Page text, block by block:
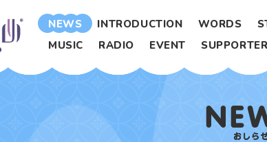
NEWS INTRODUCTION WORDS
MUSIC
RADIO EVENT SUPPORTER